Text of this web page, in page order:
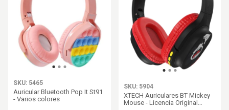
SKU: 5465
Auricular Bluetooth Pop It St91
- Varios colores
SKU: 5904
XTECH Auriculares BT Mickey
Mouse - Licencia Original